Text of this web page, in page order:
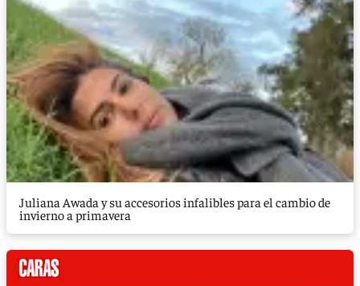
Juliana Awada y su accesorios infalibles para el cambio de
invierno a primavera